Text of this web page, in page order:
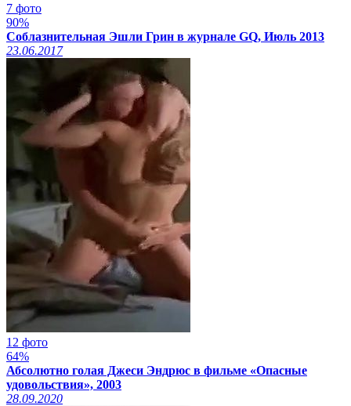
7 фото
90%
Соблазнительная Эшли Грин в журнале GQ, Июль 2013
23.06.2017
12 фото
64%
Абсолютно голая Джеси Эндрюс в фильме «Опасные
удовольствия», 2003
28.09.2020